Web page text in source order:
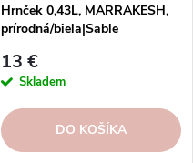
Hrnček 0,43L, MARRAKESH,
prírodná/biela|Sable
13 €
Skladem
DO KOŠÍKA